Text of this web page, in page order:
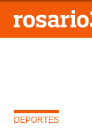
DEPORTES